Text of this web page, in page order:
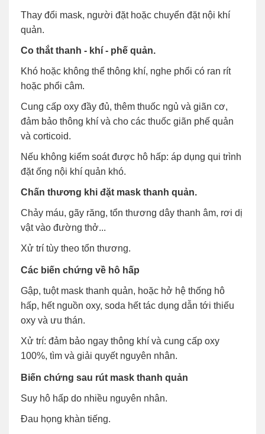
Thay đổi mask, người đặt hoặc chuyển đặt nội khí
quản.
Co thắt thanh - khí - phế quản.
Khó hoặc không thể thông khí, nghe phổi có ran rít
hoặc phổi câm.
Cung cấp oxy đầy đủ, thêm thuốc ngủ và giãn cơ,
đảm bảo thông khí và cho các thuốc giãn phế quản
và corticoid.
Nếu không kiểm soát được hô hấp: áp dụng qui trình
đặt ống nội khí quản khó.
Chấn thương khi đặt mask thanh quản.
Chảy máu, gãy răng, tổn thương dây thanh âm, rơi dị
vật vào đường thở...
Xử trí tùy theo tổn thương.
Các biến chứng về hô hấp
Gập, tuột mask thanh quản, hoặc hở hệ thống hô
hấp, hết nguồn oxy, soda hết tác dụng dẫn tới thiếu
oxy và ưu thán.
Xử trí: đảm bảo ngay thông khí và cung cấp oxy
100%, tìm và giải quyết nguyên nhân.
Biến chứng sau rút mask thanh quản
Suy hô hấp do nhiều nguyên nhân.
Đau họng khàn tiếng.